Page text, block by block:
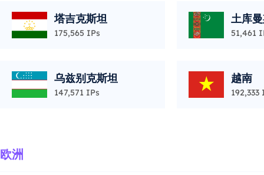
塔吉克斯坦
175,565 IPs
土库
51,461
乌兹别克斯坦
147,571 IPs
越南
192,333
欧洲